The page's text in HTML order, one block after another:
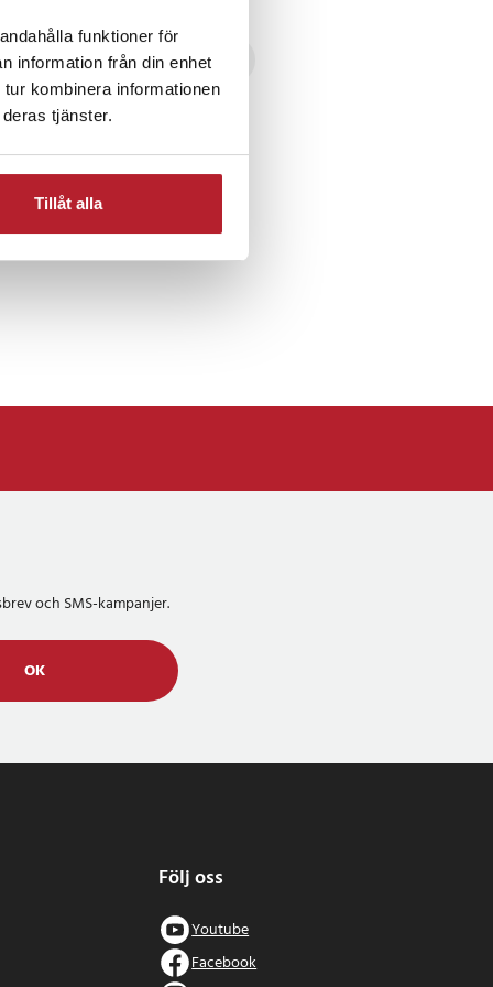
funktioner för
information från din enhet
kombinera informationen
tjänster.
Tillåt alla
10-29 Kronor Plånböcker
och SMS-kampanjer.
OK
Följ oss
Youtube
Facebook